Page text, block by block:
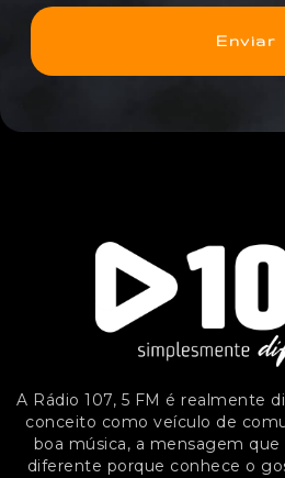
Enviar
A Rádio 107, 5 FM é realmente
conceito como veículo de
boa música, a mensagem que
diferente porque conhece o